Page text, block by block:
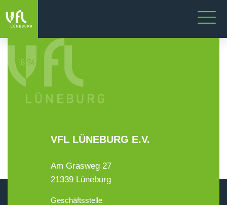
VFL LÜNEBURG E.V.
Am Grasweg 27
21339 Lüneburg
Geschäftsstelle